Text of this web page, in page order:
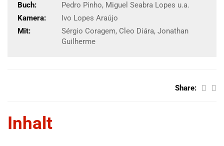
Buch:
Pedro Pinho, Miguel Seabra Lopes u.a.
Kamera:
Ivo Lopes Araújo
Mit:
Sérgio Coragem, Cleo Diára, Jonathan
Guilherme
Share:
Inhalt